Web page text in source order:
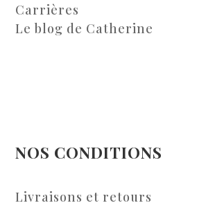
Carrières
Le blog de Catherine
NOS CONDITIONS
Livraisons et retours